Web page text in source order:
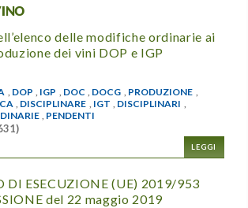
delle modifiche ordinarie ai
dei vini DOP e IGP
, DOP , IGP , DOC , DOCG , PRODUZIONE ,
, DISCIPLINARE , IGT , DISCIPLINARI ,
, PENDENTI
LEGGI
DI ESECUZIONE (UE) 2019/953
del 22 maggio 2019